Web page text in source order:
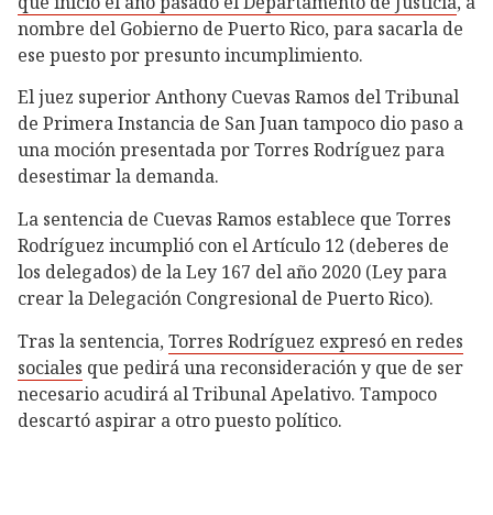
nombre del Gobierno de Puerto Rico, para sacarla de
ese puesto por presunto incumplimiento.
El juez superior Anthony Cuevas Ramos del Tribunal
de Primera Instancia de San Juan tampoco dio paso a
una moción presentada por Torres Rodríguez para
desestimar la demanda.
La sentencia de Cuevas Ramos establece que Torres
Rodríguez incumplió con el Artículo 12 (deberes de
los delegados) de la Ley 167 del año 2020 (Ley para
crear la Delegación Congresional de Puerto Rico).
Tras la sentencia,Torres Rodríguez expresó en redes
sociales que pedirá una reconsideración y que de ser
necesario acudirá al Tribunal Apelativo. Tampoco
descartó aspirar a otro puesto político.